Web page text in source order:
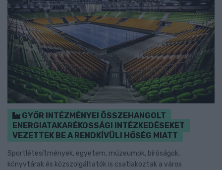
GYŐR INTÉZMÉNYEI ÖSSZEHANGOLT
ENERGIATAKARÉKOSSÁGI INTÉZKEDÉSEKET
VEZETTEK BE A RENDKÍVÜLI HŐSÉG MIATT
Sportlétesítmények, egyetem, múzeumok, bíróságok,
könyvtárak és közszolgáltatók is csatlakoztak a város